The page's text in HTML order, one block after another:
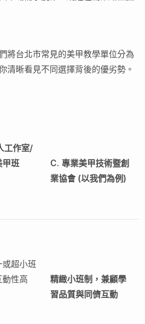
將台北市常見的美甲教學單位分為
清晰看見不同選擇背後的優劣勢。
工作室/
甲班
C. 專業美甲技術暨創
業協會 (以我們為例)
或超小班
動性高
精緻小班制，兼顧學
習品質與同儕互動